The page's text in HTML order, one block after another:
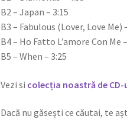
B2 – Japan – 3:15
B3 – Fabulous (Lover, Love Me)
B4 – Ho Fatto L’amore Con Me
B5 – When – 3:25
Vezi si colecția noastră de CD-
Dacă nu găsești ce căutai, te